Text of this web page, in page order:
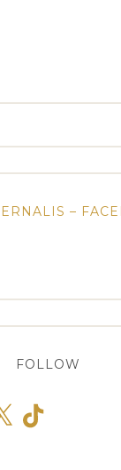
–
FOLLOW
TikTok